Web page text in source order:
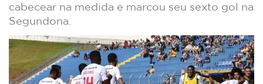
cabecear na medida e marcou seu sexto gol na
Segundona.